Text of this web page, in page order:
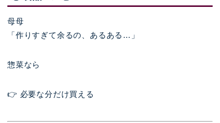
母母
「作りすぎて余るの、あるある…」
惣菜なら
👉 必要な分だけ買える